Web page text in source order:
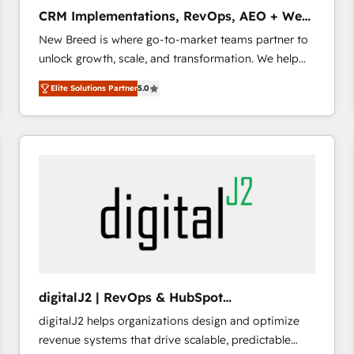
2️⃣ AIエージェント組織構築 営業・マーケティング業務
の一部をAIが自律実行する組織への移行を設計・実装。
Breeze・Claude等をHubSpotと連携させ、役割定義・
運用ルール・成果指標まで含めて設計します。 3️⃣ 全社
DX × AI推進のPMO伴走支援 複数部門をまたぐDX×AI変
革を、構想から実装・定着までPMOとして主導。「設
定の代行ではなく、設計の責任」を引き受け、部門横断
計・構築：リード獲得・CVR・SEOを前提にした情報設
計・導線設計・テンプレート設計をContent Hubで一体
提供。 ▸ 既存CRM・MAからの移行支援：Salesforce・
Marketo・Pardot等からの移行、カスタム設計、履歴
データ移行と活用設計まで。 ▸ AEO対応：ChatGPT・
ンツとサイト構造を最適化。 🏆 なぜ100incを選ぶの
か？ ✓ HubSpot Eliteパートナー認定 ✓ HubSpotアワ
ード受賞・HUGリーダー ✓ ISO27001:2022 /
ISO9001:2015 取得 ✓ 400社以上の導入実績 ✓
CRM Implementations, RevOps, AEO + Web,
Demand Gen
New Breed is where go-to-market teams partner to
unlock growth, scale, and transformation. We help
companies activate HubSpot’s AI-powered
customer platform and operationalize HubSpot’s
Loop Marketing framework through expert-led
services, smart agents, and purpose-built apps,
buyer journey for clean data, scalability, & reporting.
🎯Demand Gen & ABM: Drive pipeline with inbound,
ABM, AEO, SEO, & paid media. 👩‍💻Web Design:
Build high-performing websites with UX, messaging,
AI, & maximize AEO with tailored AI services. 🧩
Integrations: Extend HubSpot with custom
integrations, hosting, & maintenance.
Elite Solutions Partner5.0
digitalJ2 | RevOps & HubSpot
Implementations
digitalJ2 helps organizations design and optimize
revenue systems that drive scalable, predictable